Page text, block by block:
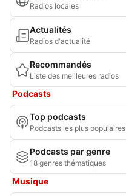
Radios locales
Actualités
Radios d'actualité
Recommandés
Liste des meilleures radios
Podcasts
Top podcasts
Podcasts les plus populaires
Podcasts par genre
18 genres thématiques
Musique